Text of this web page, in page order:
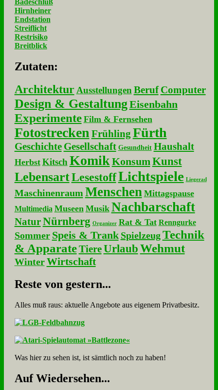
Badeschluß
Hirnheiner
Endstation
Streiflicht
Restrisiko
Breitblick
Zu­ta­ten:
Architektur Ausstellungen Beruf Computer
Design & GestaltungEisenbahn
Experimente Film & Fernsehen
Fotostrecken Frühling Fürth
Geschichte Gesellschaft Gesundheit Haushalt
Herbst Kitsch Komik KonsumKunst
LebensartLesestoffLichtspiele Liegerad
Maschinenraum Menschen Mittagspause
Multimedia Museen Musik Nachbarschaft
NaturNürnberg Organizer Rat & Tat Renngurke
Sommer Speis & Trank Spielzeug Technik
& Apparate Tiere UrlaubWehmut
Winter Wirtschaft
Re­ste von ge­stern...
Alles muß raus: aktuelle An­ge­bo­te aus eigenem Privatbesitz.
Was hier zu sehen ist, ist sämt­lich noch zu haben!
Auf Wie­der­se­hen...